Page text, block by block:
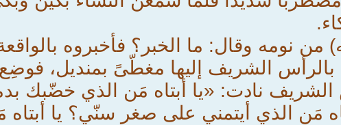
من نومه وقال: ما الخبر؟ فأخبروه
بالرأس الشريف إليها مغطّىً بمنديل،
الشريف نادت: «يا أبتاه مَن الذي خضّبك
مَن الذي أيتمني على صغر سنّي؟ يا